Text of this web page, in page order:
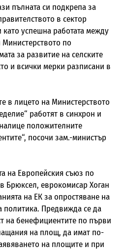
пълната си подкрепа за
в сектор
като успешна работата между
по
за развитие на селските
и всички мерки разписани в
в лицето на Министерството
работят в синхрон и
положителните
посочи зам.-министър
на Европейския съюз по
Брюксел, еврокомисар Хоган
на ЕК за опростяване на
политика. Предвижда се да
на бенефициентите по първи
на площ, да имат по-
на площите и при